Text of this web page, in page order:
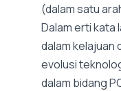
(dalam satu
Dalam erti kata
dalam kelajuan
evolusi
dalam bidang